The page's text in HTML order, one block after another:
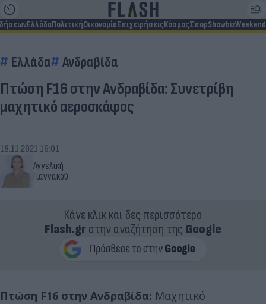
ΕλλάδαΠολιτικήΟικονομίαΕπιχειρήσειςΚόσμοςΣπορShowbizWeekend
Ελλάδα Ανδραβίδα
Πτώση F16 στην Ανδραβίδα: Συνετρίβη
μαχητικό αεροσκάφος
Αγγελική
Γιαννακού
18.11.2021 16:01
Κάνε κλικ και δες περισσότερο
Flash.grστην αναζήτηση της Google
Πτώση F16 στην Ανδραβίδα: Μαχητικό